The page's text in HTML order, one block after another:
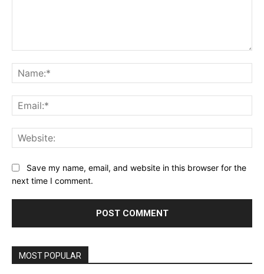
Save my name, email, and website in this browser for the
next time I comment.
MOST POPULAR